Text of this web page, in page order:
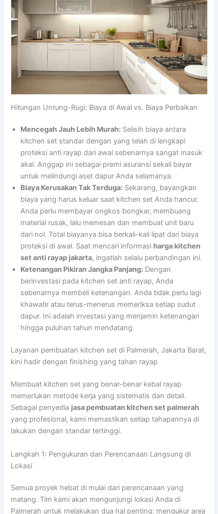
Hitungan Untung-Rugi: Biaya di Awal vs. Biaya Perbaikan
Mencegah Jauh Lebih Murah: Selisih biaya antara
kitchen set standar dengan yang telah di lengkapi
proteksi anti rayap dari awal sebenarnya sangat masuk
akal. Anggap ini sebagai premi asuransi sekali bayar
untuk melindungi aset dapur Anda selamanya.
Biaya Kerusakan Tak Terduga: Sekarang, bayangkan
biaya yang harus keluar saat kitchen set Anda hancur.
Anda perlu membayar ongkos bongkar, membuang
material rusak, lalu memesan dan membuat unit baru
dari nol. Total biayanya bisa berkali-kali lipat dari biaya
proteksi di awal. Saat mencari informasi harga kitchen
set anti rayap jakarta, ingatlah selalu perbandingan ini.
Ketenangan Pikiran Jangka Panjang: Dengan
berinvestasi pada kitchen set anti rayap, Anda
sebenarnya membeli ketenangan. Anda tidak perlu lagi
khawatir atau terus-menerus memeriksa setiap sudut
dapur. Ini adalah investasi yang menjamin ketenangan
hingga puluhan tahun mendatang.
Layanan pembuatan kitchen set di Palmerah, Jakarta Barat,
kini hadir dengan finishing yang tahan rayap
Membuat kitchen set yang benar-benar kebal rayap
memerlukan metode kerja yang sistematis dan detail.
Sebagai penyedia jasa pembuatan kitchen set palmerah
yang profesional, kami memastikan setiap tahapannya di
lakukan dengan standar tertinggi.
Langkah 1: Pengukuran dan Perencanaan Langsung di
Lokasi
Semua proyek hebat di mulai dari perencanaan yang
matang. Tim kami akan mengunjungi lokasi Anda di
Palmerah untuk melakukan dua hal penting: mengukur area